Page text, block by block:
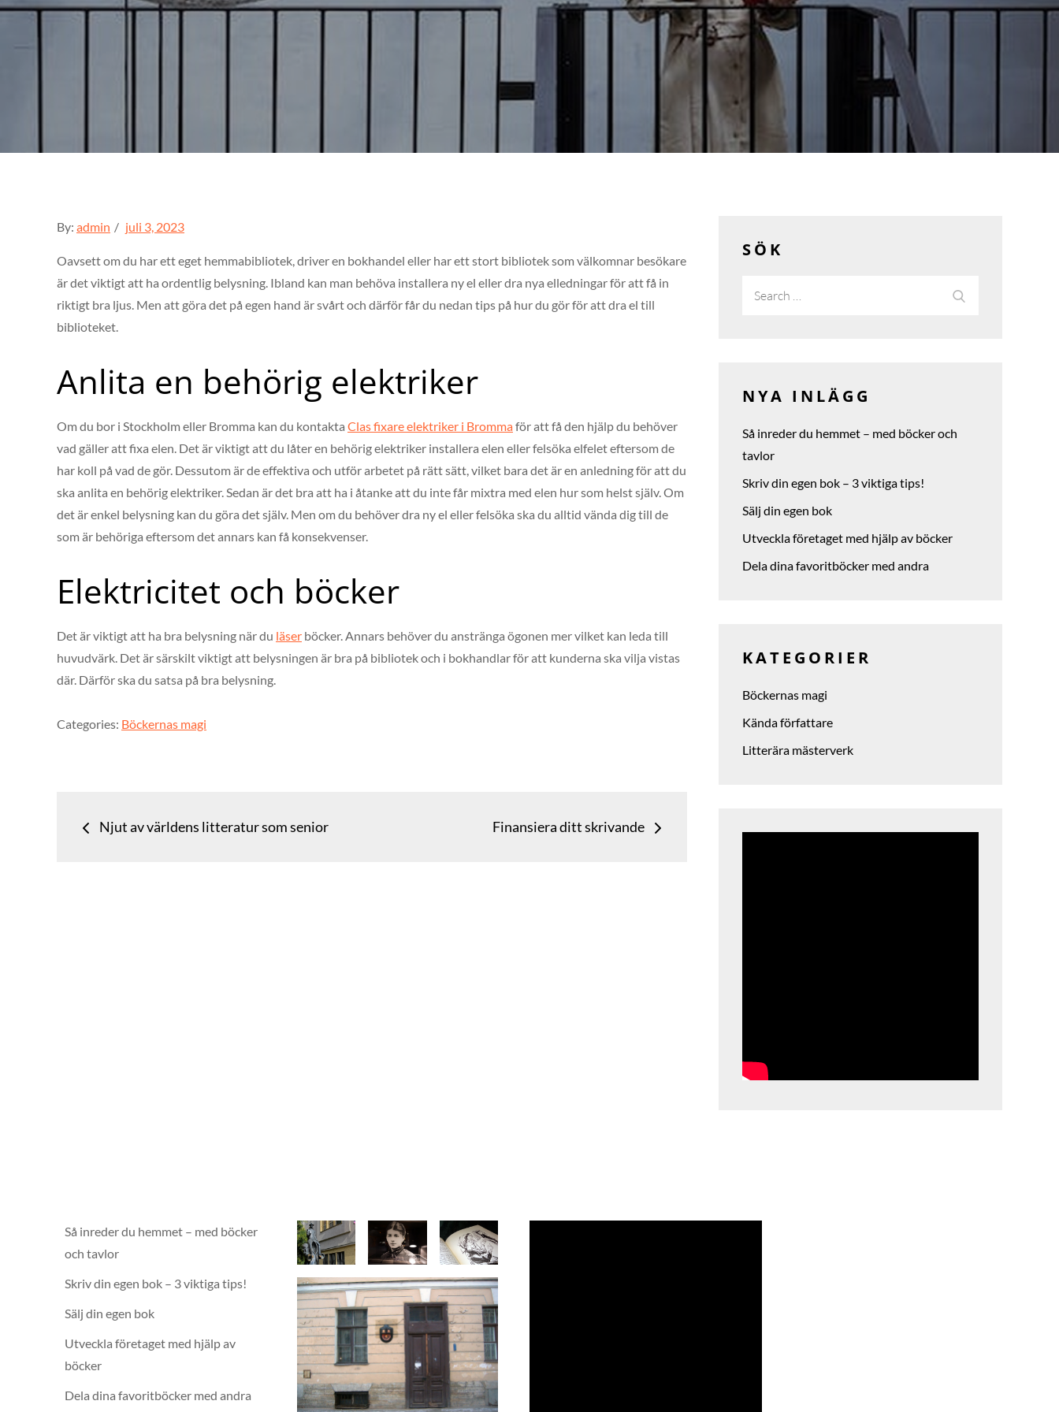
By: admin
Posted
juli 3, 2023
Oavsett om du har ett eget hemmabibliotek, driver en bokhandel eller har ett stort bibliotek som välkomnar besökare
är det viktigt att ha ordentlig belysning. Ibland kan man behöva installera ny el eller dra nya elledningar för att få in
riktigt bra ljus. Men att göra det på egen hand är svårt och därför får du nedan tips på hur du gör för att dra el till
biblioteket.
Anlita en behörig elektriker
Om du bor i Stockholm eller Bromma kan du kontakta Clas fixare elektriker i Brommaför att få den hjälp du behöver
vad gäller att fixa elen. Det är viktigt att du låter en behörig elektriker installera elen eller felsöka elfelet eftersom de
har koll på vad de gör. Dessutom är de effektiva och utför arbetet på rätt sätt, vilket bara det är en anledning för att du
ska anlita en behörig elektriker. Sedan är det bra att ha i åtanke att du inte får mixtra med elen hur som helst själv. Om
det är enkel belysning kan du göra det själv. Men om du behöver dra ny el eller felsöka ska du alltid vända dig till de
som är behöriga eftersom det annars kan få konsekvenser.
Elektricitet och böcker
Det är viktigt att ha bra belysning när du läser böcker. Annars behöver du anstränga ögonen mer vilket kan leda till
huvudvärk. Det är särskilt viktigt att belysningen är bra på bibliotek och i bokhandlar för att kunderna ska vilja vistas
där. Därför ska du satsa på bra belysning.
Categories: Böckernas magi
Inläggsnavigering
Njut av världens litteratur som senior Finansiera ditt skrivande
SÖK
NYA INLÄGG
Så inreder du hemmet – med böcker och
tavlor
Skriv din egen bok – 3 viktiga tips!
Sälj din egen bok
Utveckla företaget med hjälp av böcker
Dela dina favoritböcker med andra
KATEGORIER
Böckernas magi
Kända författare
Litterära mästerverk
Så inreder du hemmet – med böcker
och tavlor
Skriv din egen bok – 3 viktiga tips!
Sälj din egen bok
Utveckla företaget med hjälp av
böcker
Dela dina favoritböcker med andra